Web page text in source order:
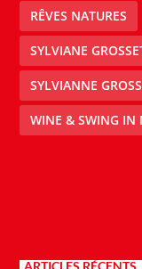
RÊVES NATURES
SYLVIANE
SYLVIANNE
WINE & SWING IN